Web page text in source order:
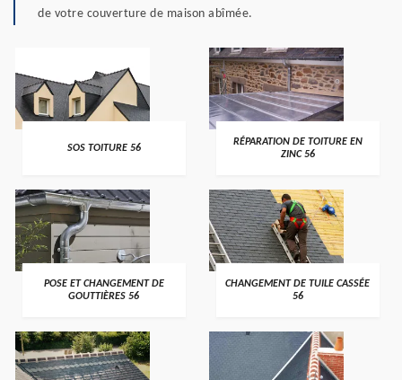
de votre couverture de maison abîmée.
>
SOS TOITURE 56 >
RÉPARATION DE TOITURE EN
ZINC 56
>
POSE ET CHANGEMENT DE
GOUTTIÈRES 56
>
CHANGEMENT DE TUILE CASSÉE
56